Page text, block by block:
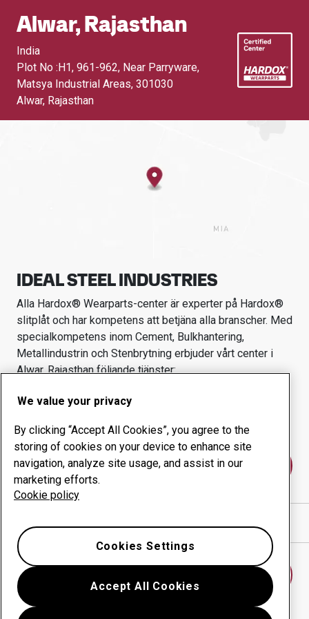
Alwar, Rajasthan
India
Plot No :H1, 961-962, Near Parryware,
Matsya Industrial Areas, 301030
Alwar, Rajasthan
IDEAL STEEL INDUSTRIES
Alla Hardox® Wearparts-center är experter på Hardox®
slitplåt och har kompetens att betjäna alla branscher. Med
specialkompetens inom Cement, Bulkhantering,
Metallindustrin och Stenbrytning erbjuder vårt center i
Alwar, Rajasthanföljande tjänster:
Slitprodukter
Ökad driftsäkerhet
Egen tillverkning
Kontakta oss
We value your privacy
By clicking “Accept All Cookies”, you agree to the
storing of cookies on your device to enhance site
navigation, analyze site usage, and assist in our
marketing efforts.
Cookie policy
Accept All Cookies
Cookies Settings